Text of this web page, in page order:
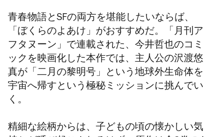
青春物語とSFの両方を堪能したいならば、
「ぼくらのよあけ」がおすすめだ。「月刊ア
フタヌーン」で連載された、今井哲也のコミ
ックを映画化した本作では、主人公の沢渡悠
真が「二月の黎明号」という地球外生命体を
宇宙へ帰すという極秘ミッションに挑んでい
く。
精細な絵柄からは、子どもの頃の懐かしい気